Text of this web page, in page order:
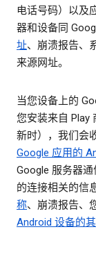
电话号码）以及
器和设备同
址、崩溃报告、
来源网址。
当您设备上的
您安装来自 Play
新时），我们会
Google 应用的
Google 服务器
的连接相关的信
称、崩溃报告、
Android 设备的